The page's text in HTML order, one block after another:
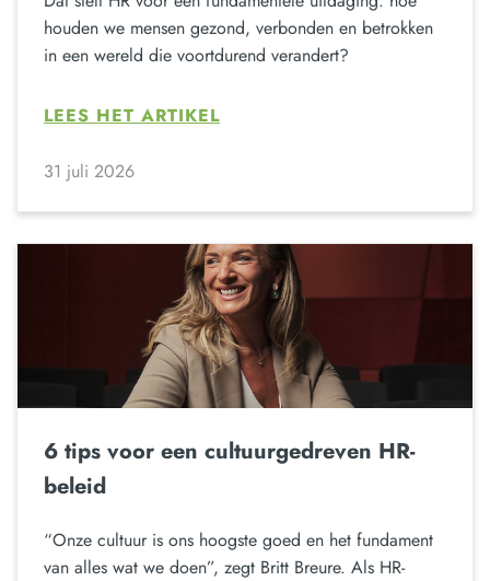
houden we mensen gezond, verbonden en betrokken
in een wereld die voortdurend verandert?
LEES HET ARTIKEL
31 juli 2026
6 tips voor een cultuurgedreven HR-
beleid
“Onze cultuur is ons hoogste goed en het fundament
van alles wat we doen”, zegt Britt Breure. Als HR-